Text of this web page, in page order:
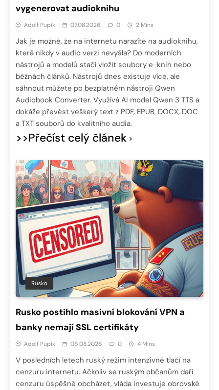
vygenerovat audioknihu
Adolf Pupík 07.08.2026 0 2 Mins
Jak je možné, že na internetu narazíte na audioknihu,
která nikdy v audio verzi nevyšla? Do moderních
nástrojů a modelů stačí vložit soubory e-knih nebo
běžnách článků. Nástrojů dnes existuje více, ale
sáhnout můžete po bezplatném nástroji Qwen
Audiobook Converter. Využívá AI model Qwen 3 TTS a
dokáže převést veškerý text z PDF, EPUB, DOCX, DOC
a TXT souborů do kvalitního audia.
>>Přečíst celý článek
Rusko
Rusko postihlo masivní blokování VPN a
banky nemají SSL certifikáty
Adolf Pupík 06.08.2026 0 4 Mins
V posledních letech ruský režim intenzivně tlačí na
cenzuru internetu. Ačkoliv se ruským občanům daří
cenzuru úspěšně obcházet, vláda investuje obrovské